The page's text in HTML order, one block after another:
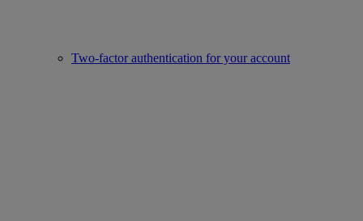
Two-factor authentication for your account